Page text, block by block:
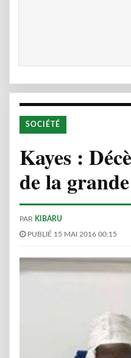
SOCIÉTÉ
Kayes :
de la
PAR KIBARU
PUBLIÉ 15 MAI 2016 00:15